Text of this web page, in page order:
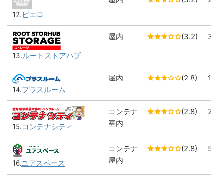
12.ピエロ
13.ルートストアハブ
屋内 (3.2) 3
14.プラスルーム
屋内 (2.8) 15
15.コンテナシティ
コンテナ
室内
(2.8)
16.ユアスペース
コンテナ
屋内
(2.8) 5